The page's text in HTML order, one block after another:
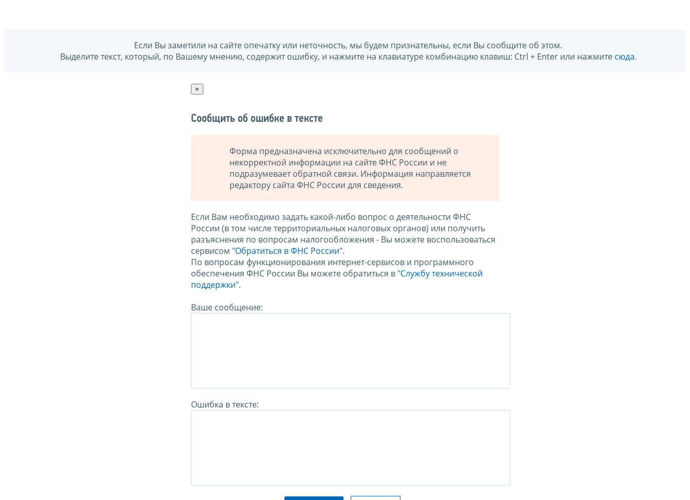
Если Вы заметили на сайте опечатку или неточность, мы будем признательны, если Вы сообщите об этом.
Выделите текст, который, по Вашему мнению, содержит ошибку, и нажмите на клавиатуре комбинацию клавиш: Ctrl + Enter или нажмите сюда.
×
Сообщить об ошибке в тексте
Форма предназначена исключительно для сообщений о
некорректной информации на сайте ФНС России и не
подразумевает обратной связи. Информация направляется
редактору сайта ФНС России для сведения.
Если Вам необходимо задать какой-либо вопрос о деятельности ФНС
России (в том числе территориальных налоговых органов) или получить
разъяснения по вопросам налогообложения - Вы можете воспользоваться
сервисом "Обратиться в ФНС России".
По вопросам функционирования интернет-сервисов и программного
обеспечения ФНС России Вы можете обратиться в "Службу технической
поддержки".
Ваше сообщение:
Ошибка в тексте: